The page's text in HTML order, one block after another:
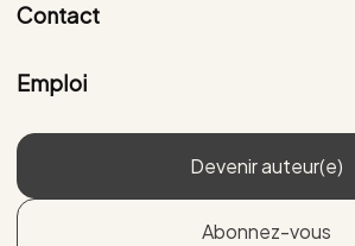
Contact
Emploi
Devenir auteur(e)
Abonnez-vous